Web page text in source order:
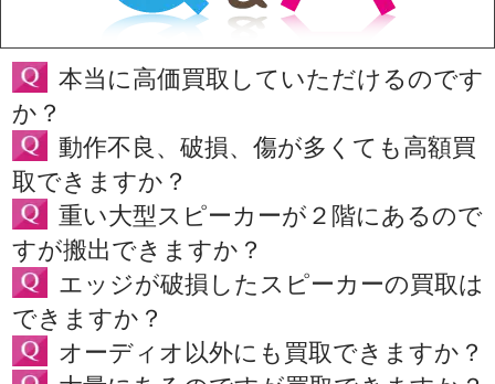
本当に高価買取していただけるのです
か？
動作不良、破損、傷が多くても高額買
取できますか？
重い大型スピーカーが２階にあるので
すが搬出できますか？
エッジが破損したスピーカーの買取は
できますか？
オーディオ以外にも買取できますか？